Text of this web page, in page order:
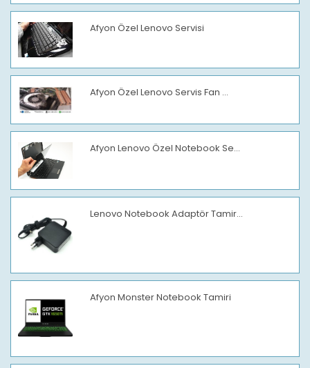
Afyon Özel Lenovo Servisi
Afyon Özel Lenovo Servis Fan ...
Afyon Lenovo Özel Notebook Se...
Lenovo Notebook Adaptör Tamir...
Afyon Monster Notebook Tamiri